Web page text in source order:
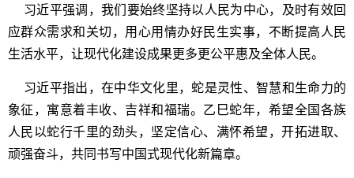
习近平强调，我们要始终坚持以人民为中心，及时有效回
应群众需求和关切，用心用情办好民生实事，不断提高人民
生活水平，让现代化建设成果更多更公平惠及全体人民。
习近平指出，在中华文化里，蛇是灵性、智慧和生命力的
象征，寓意着丰收、吉祥和福瑞。乙巳蛇年，希望全国各族
人民以蛇行千里的劲头，坚定信心、满怀希望，开拓进取、
顽强奋斗，共同书写中国式现代化新篇章。